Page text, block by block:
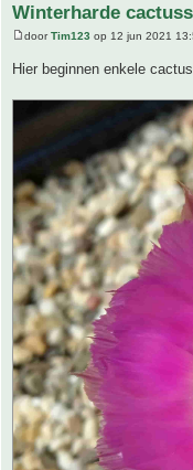
Winterharde
doorTim123 op 12 jun 2021
Hier beginnen enkele